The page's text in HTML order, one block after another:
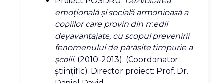
emoţională şi socială armonioasă a
copiilor care provin din medii
deyavantajate, cu scopul prevenirii
fenomenului de părăsite timpurie a
şcolii.(2010-2013). (Coordonator
ştiinţific). Director proiect: Prof. Dr.